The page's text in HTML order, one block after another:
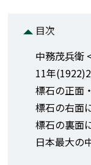
目次
中務茂兵衛
11年
標石の正面
標石の右面
標石の裏面
日本最大の